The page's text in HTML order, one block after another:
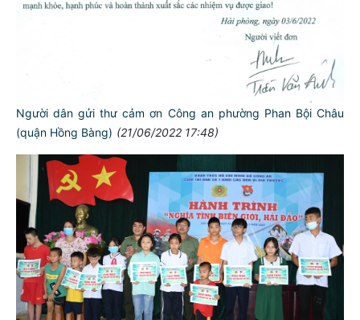
Người dân gửi thư cảm ơn Công an phường Phan Bội Châu
(quận Hồng Bàng) (21/06/2022 17:48)